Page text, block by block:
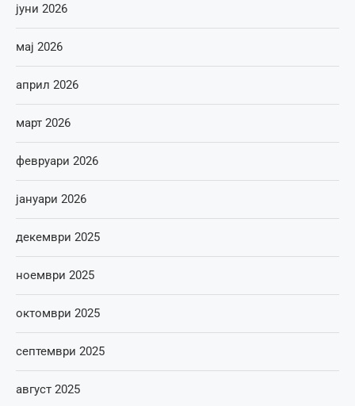
јуни 2026
мај 2026
април 2026
март 2026
февруари 2026
јануари 2026
декември 2025
ноември 2025
октомври 2025
септември 2025
август 2025